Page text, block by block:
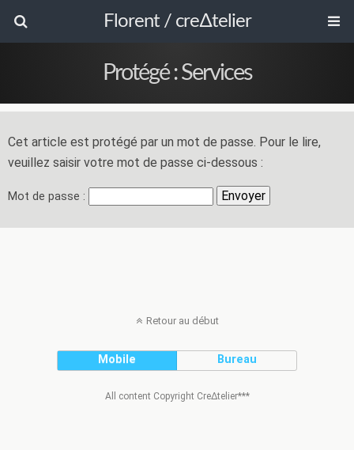
Florent / cre∆telier
Protégé : Services
Cet article est protégé par un mot de passe. Pour le lire,
veuillez saisir votre mot de passe ci-dessous :
Mot de passe :
Retour au début
Mobile Bureau
All content Copyright Cre∆telier***